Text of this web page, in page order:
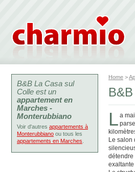
Home >
L a
Le salon
détendre
B&B La Casa sul
Colle est un
appartement en
Marches -
Monterubbiano
Voir d'autres appartements à
Monterubbiano ou tous les
appartements en Marches